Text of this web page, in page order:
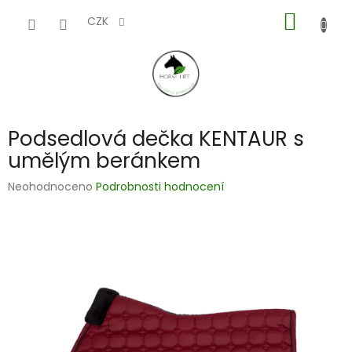
CZK
KOŠÍK
Podsedlová dečka KENTAUR s
umělým beránkem
Průměrné
Neohodnoceno Podrobnosti hodnocení